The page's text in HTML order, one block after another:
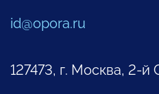
id@opora.ru
127473, г. Москва, 2-й